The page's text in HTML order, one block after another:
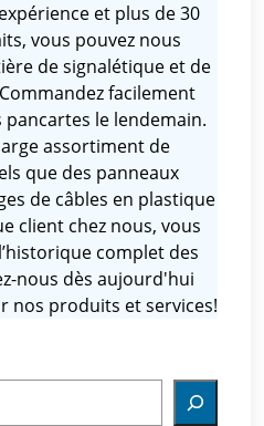
et plus de 30
vous pouvez nous
de signalétique et de
facilement
pancartes le lendemain.
assortiment de
que des panneaux
​​de câbles en plastique
client chez nous, vous
complet des
nous dès aujourd'hui
nos produits et services!